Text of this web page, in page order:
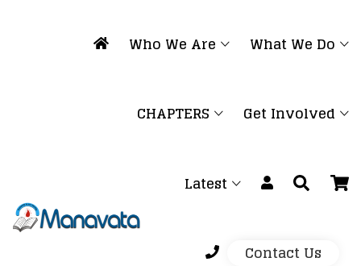
Who We Are What We Do
CHAPTERS Get Involved
Latest
Contact Us